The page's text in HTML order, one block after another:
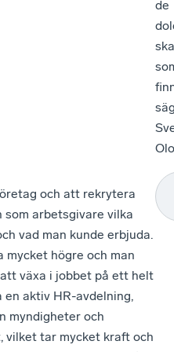
de
och att rekrytera
som arbetsgivare vilka
vad man kunde erbjuda.
mycket högre och man
växa i jobbet på ett helt
aktiv HR-avdelning,
myndigheter och
vilket tar mycket kraft och